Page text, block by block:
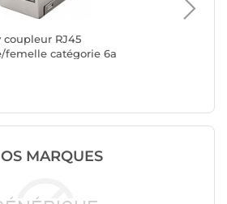
coupleur RJ45
femelle catégorie 6a
MARQUES